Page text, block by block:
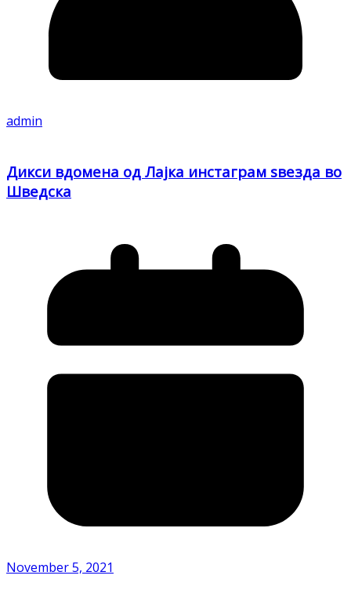
admin
Дикси вдомена од Лајка инстаграм ѕвезда во
Шведска
November 5, 2021